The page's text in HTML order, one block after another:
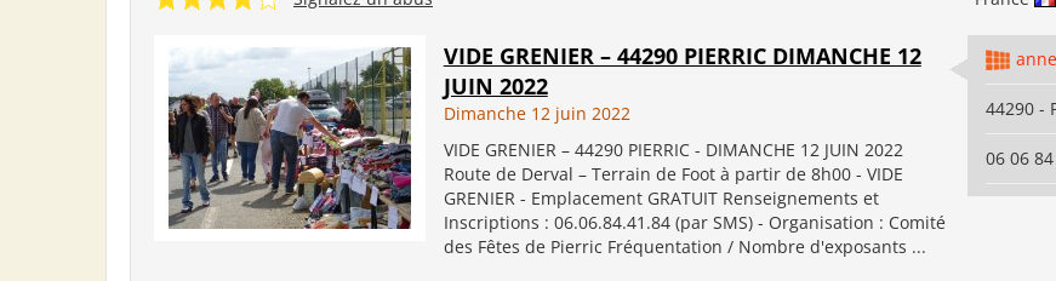
VIDE GRENIER – 44290 PIERRIC DIMANCHE 12
JUIN 2022
Dimanche 12 juin 2022
VIDE GRENIER – 44290 PIERRIC - DIMANCHE 12 JUIN 2022
Route de Derval – Terrain de Foot à partir de 8h00 - VIDE
GRENIER - Emplacement GRATUIT Renseignements et
Inscriptions : 06.06.84.41.84 (par SMS) - Organisation : Comité
des Fêtes de Pierric Fréquentation / Nombre d'exposants ...
44290 -
06 06